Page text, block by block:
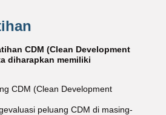
CDM (Clean Development
diharapkan memiliki
CDM (Clean Development
peluang CDM di masing-